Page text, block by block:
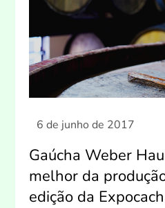
Gaúcha Weber
melhor da
edição da